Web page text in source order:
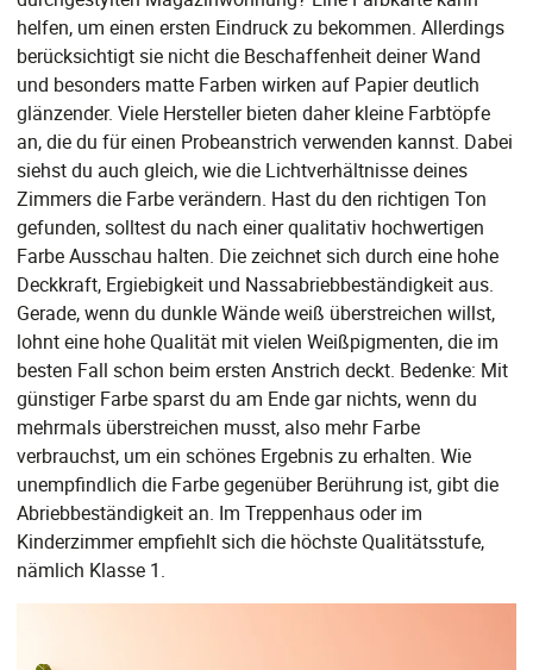
helfen, um einen ersten Eindruck zu bekommen. Allerdings
berücksichtigt sie nicht die Beschaffenheit deiner Wand
und besonders matte Farben wirken auf Papier deutlich
glänzender. Viele Hersteller bieten daher kleine Farbtöpfe
an, die du für einen Probeanstrich verwenden kannst. Dabei
siehst du auch gleich, wie die Lichtverhältnisse deines
Zimmers die Farbe verändern. Hast du den richtigen Ton
gefunden, solltest du nach einer qualitativ hochwertigen
Farbe Ausschau halten. Die zeichnet sich durch eine hohe
Deckkraft, Ergiebigkeit und Nassabriebbeständigkeit aus.
Gerade, wenn du dunkle Wände weiß überstreichen willst,
lohnt eine hohe Qualität mit vielen Weißpigmenten, die im
besten Fall schon beim ersten Anstrich deckt. Bedenke: Mit
günstiger Farbe sparst du am Ende gar nichts, wenn du
mehrmals überstreichen musst, also mehr Farbe
verbrauchst, um ein schönes Ergebnis zu erhalten. Wie
unempfindlich die Farbe gegenüber Berührung ist, gibt die
Abriebbeständigkeit an. Im Treppenhaus oder im
Kinderzimmer empfiehlt sich die höchste Qualitätsstufe,
nämlich Klasse 1.